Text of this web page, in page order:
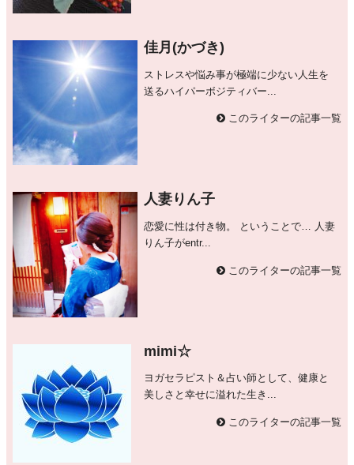
佳月(かづき)
ストレスや悩み事が極端に少ない人生を
送るハイパーボジティバー...
このライターの記事一覧
人妻りん子
恋愛に性は付き物。 ということで… 人妻
りん子がentr...
このライターの記事一覧
mimi☆
ヨガセラピスト＆占い師として、健康と
美しさと幸せに溢れた生き...
このライターの記事一覧